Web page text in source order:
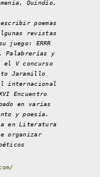
Quindío,
poemas
revistas
juego: ERRR
Palabrerías y
el V concurso
Jaramillo
internacional
Encuentro
en varias
y poesía.
en Literatura
organizar